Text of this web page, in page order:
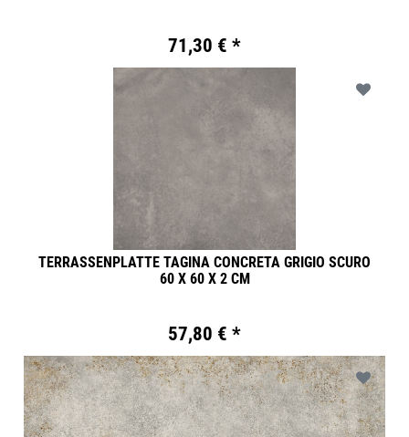
71,30 € *
TERRASSENPLATTE TAGINA CONCRETA GRIGIO SCURO
60 X 60 X 2 CM
57,80 € *